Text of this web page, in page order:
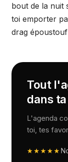
bout de la nuit
toi emporter
drag
Tout
dans
L'agenda
toi, tes
★★★★★